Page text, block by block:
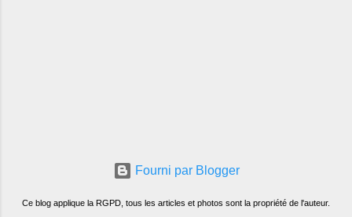
Fourni par Blogger
Ce blog applique la RGPD, tous les articles et photos sont la propriété de l'auteur.